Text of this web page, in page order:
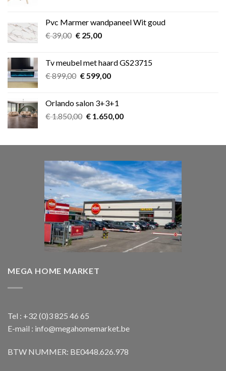
€ 349,00.€ 275,00.
Pvc Marmer wandpaneel Wit goud
€39,00 Oorspronkelijke
€ 39,00.
€25,00Huidige
€ 25,00.
Tv meubel met haard GS23715
€899,00 Oorspronkelijke
€ 899,00.
€599,00Huidige
€ 599,00.
Orlando salon 3+3+1
€1.850,00 Oorspronkelijke
€ 1.850,00.
€1.650,00Huidige
€ 1.650,00.
MEGA HOME MARKET
Tel : +32 (0)3 825 46 65
E-mail : info@megahomemarket.be
BTW NUMMER: BE0448.626.978